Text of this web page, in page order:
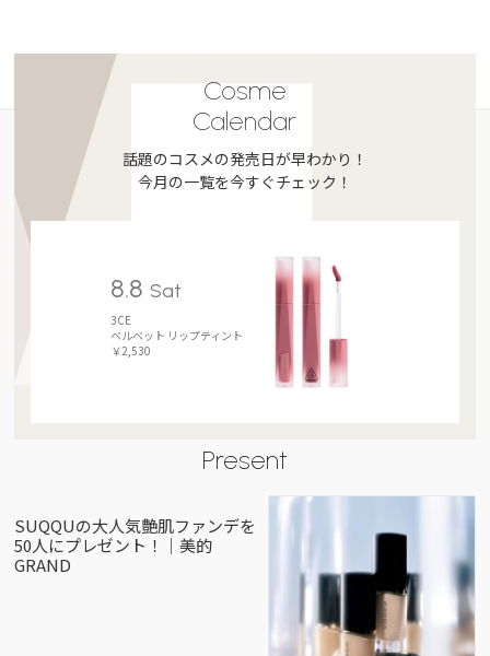
Cosme
Calendar
話題のコスメの発売日が早わかり！
今月の一覧を今すぐチェック！
8.8 Sat
3CE
ベルベット リップティント
￥2,530
Present
SUQQUの大人気艶肌ファンデを
50人にプレゼント！｜美的
GRAND